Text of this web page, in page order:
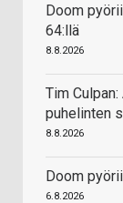
Doom
64:llä
8.8.2026
Tim
puhelinten
8.8.2026
Doom
6.8.2026